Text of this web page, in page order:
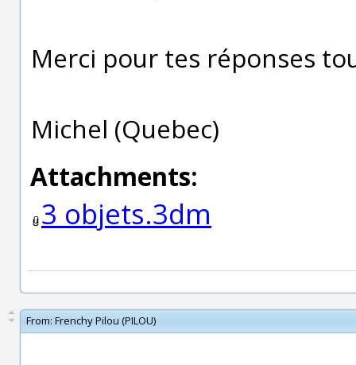
Merci pour tes réponses
Michel (Quebec)
Attachments:
3 objets.3dm
From: Frenchy Pilou (PILOU)